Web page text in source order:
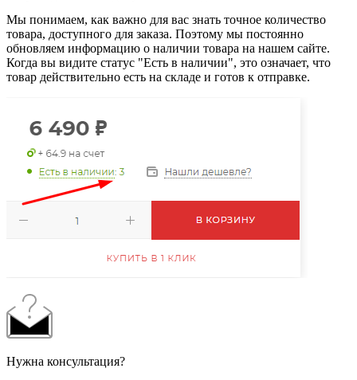
Мы понимаем, как важно для вас знать точное количество
товара, доступного для заказа. Поэтому мы постоянно
обновляем информацию о наличии товара на нашем сайте.
Когда вы видите статус "Есть в наличии", это означает, что
товар действительно есть на складе и готов к отправке.
Нужна консультация?